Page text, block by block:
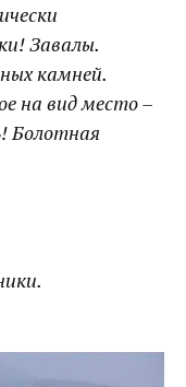
Завалы.
камней.
на вид место –
Болотная